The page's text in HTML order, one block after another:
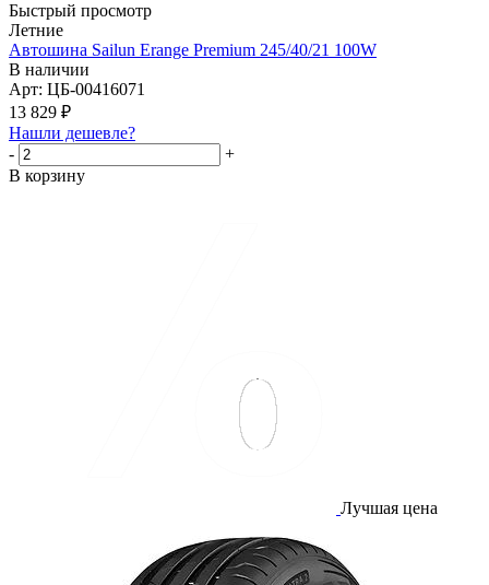
Быстрый просмотр
Летние
Автошина Sailun Erange Premium 245/40/21 100W
В наличии
Арт: ЦБ-00416071
13 829 ₽
Нашли дешевле?
-
+
В корзину
Лучшая цена